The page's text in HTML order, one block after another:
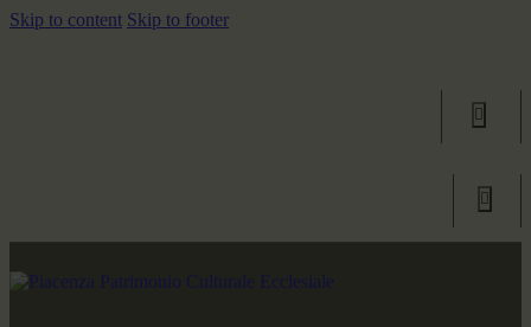
Skip to content Skip to footer